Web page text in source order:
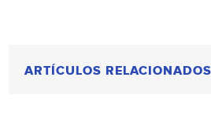
ARTÍCULOS RELACIONADOS